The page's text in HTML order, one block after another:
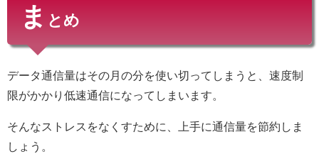
まとめ
データ通信量はその月の分を使い切ってしまうと、速度制
限がかかり低速通信になってしまいます。
そんなストレスをなくすために、上手に通信量を節約しま
しょう。